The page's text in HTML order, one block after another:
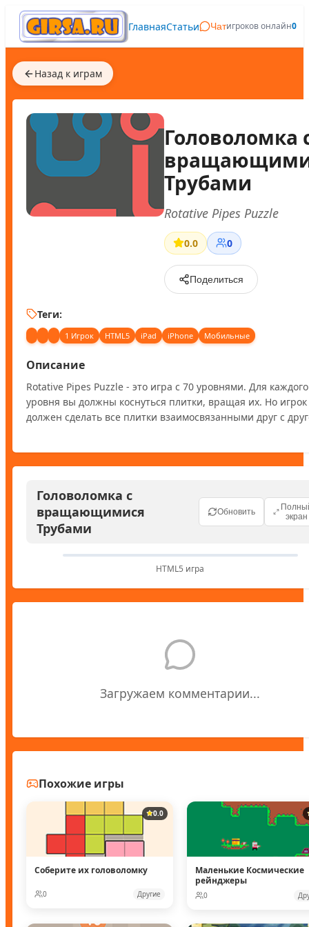
ГлавнаяСтатьи Чатигроков онлайн0
Назад к играм
Головоломка
Трубами
Rotative Pipes Puzzle
0.0 0
Поделиться
Теги:
1 Игрок HTML5 iPad iPhone Мобильные
Описание
Rotative Pipes Puzzle - это игра с 70 уровнями. Для каждого
уровня вы должны коснуться плитки, вращая их. Но игрок
должен сделать все плитки взаимосвязанными друг с
Головоломка с
вращающимися
Трубами
Обновить
экран
HTML5 игра
Загружаем комментарии...
Похожие игры
0.0
Соберите их головоломку
0 Другие
Маленькие Космические
рейнджеры
0